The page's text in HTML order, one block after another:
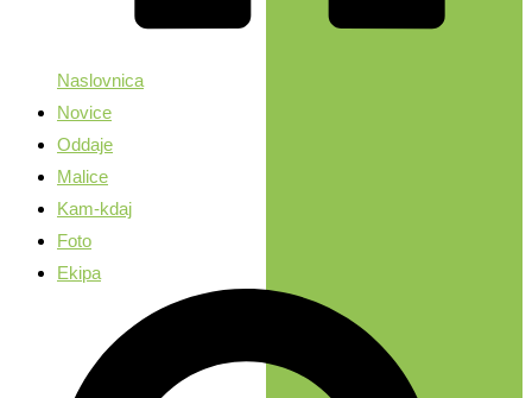
Naslovnica
Novice
Oddaje
Malice
Kam-kdaj
Foto
Ekipa